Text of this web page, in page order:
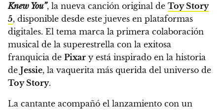
Knew You”, la nueva canción original de Toy Story
5, disponible desde este jueves en plataformas
digitales. El tema marca la primera colaboración
musical de la superestrella con la exitosa
franquicia de Pixar y está inspirado en la historia
de Jessie, la vaquerita más querida del universo de
Toy Story.
La cantante acompañó el lanzamiento con un